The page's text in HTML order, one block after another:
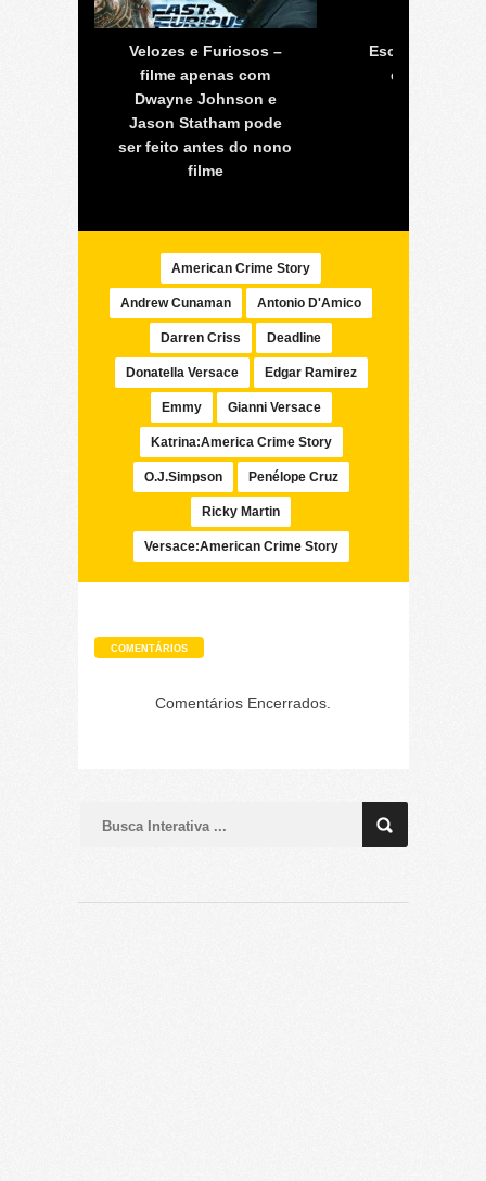
Velozes e Furiosos –
filme apenas com
Dwayne Johnson e
Jason Statham pode
ser feito antes do nono
filme
Escalpo- série
em HQ já
American Crime Story
Andrew Cunaman Antonio D'Amico
Darren Criss Deadline
Donatella Versace Edgar Ramirez
Emmy Gianni Versace
Katrina:America Crime Story
O.J.Simpson Penélope Cruz
Ricky Martin
Versace:American Crime Story
COMENTÁRIOS
Comentários Encerrados.